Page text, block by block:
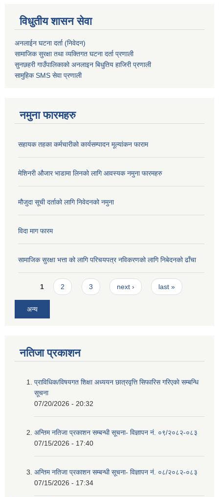
विधुतीय शासन सेवा
अनलाईन घटना दर्ता (निवेदन)
सामाजिक सुरक्षा तथा व्यक्तिगत घटना दर्ताप्रणाली
सुनछहरी गाउँपालिकाको अनलाइन बिधुतिय हाजिरी प्रणाली
सामुहिकSMS सेवाप्रणाली
नमुना फारमहरु
सहायक तहका कर्मचारीको कार्यसम्पादन मूल्यांकन फाराम
मेशिनरी औजार भाडामा लिनको लागि आवस्यक नमुना फारमहरु
मौजुदा सूची दर्ताको लागि निवेदनको नमुना
विदा माग फारम
सामाजिक सुरक्षा भत्ता को लागि परिचयपत्र नविकरणको लागि निबेदनको ढाँचा
Pages
1 2 3 next › last »
अन्य
नतिजा प्रकाशन
प्राविधिक/विषयगत शिक्षा अध्ययन छात्रवृत्ति सिफारिस गरिएकाे सम्बन्धि
सूचना
07/20/2026 - 20:32
अन्तिम नतिजा प्रकाशन सम्बन्धी सूचना- विज्ञापन नं. ०९/२०८२-०८३
07/15/2026 - 17:40
अन्तिम नतिजा प्रकाशन सम्बन्धी सूचना- विज्ञापन नं. ०८/२०८२-०८३
07/15/2026 - 17:34